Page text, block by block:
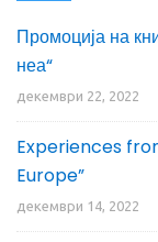
Промоција на
неа“
декември 22, 2022
Experiences
Europe”
декември 14, 2022